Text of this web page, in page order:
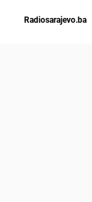
Radiosarajevo.ba